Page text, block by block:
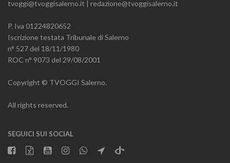
tvoggi@tvoggisalerno.it | redazione@tvoggisalerno.it
P. Iva 01224820652
Iscrizione testata Tribunale di Salerno
n° 527 del 18/11/1980
ROC n° 9073 del 29/08/2001
Copyright © TVOGGI Salerno.
All rights reserved.
SEGUICI SUI SOCIAL